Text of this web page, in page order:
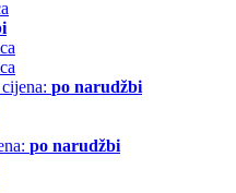
cijena: po narudžbi
po narudžbi